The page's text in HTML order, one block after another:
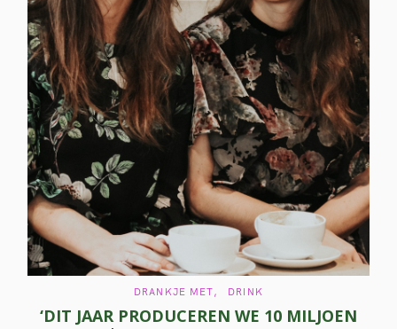
C
T
E
DRANKJE MET DRINK
‘DIT JAAR PRODUCEREN WE 10 MILJOEN